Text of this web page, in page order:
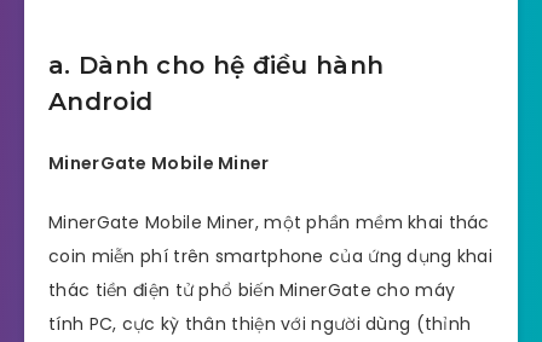
a. Dành cho hệ điều hành
Android
MinerGate Mobile Miner
MinerGate Mobile Miner, một phần mềm khai thác
coin miễn phí trên smartphone của ứng dụng khai
thác tiền điện tử phổ biến MinerGate cho máy
tính PC, cực kỳ thân thiện với người dùng (thỉnh